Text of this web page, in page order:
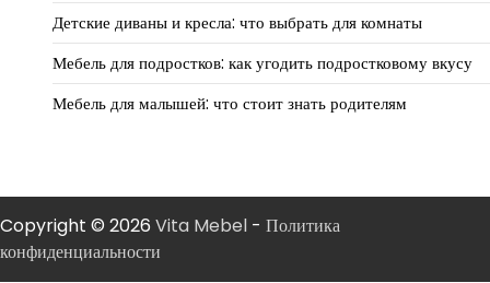
Детские диваны и кресла: что выбрать для комнаты
Мебель для подростков: как угодить подростковому вкусу
Мебель для малышей: что стоит знать родителям
Copyright © 2026 Vita Mebel - Политика
конфиденциальности